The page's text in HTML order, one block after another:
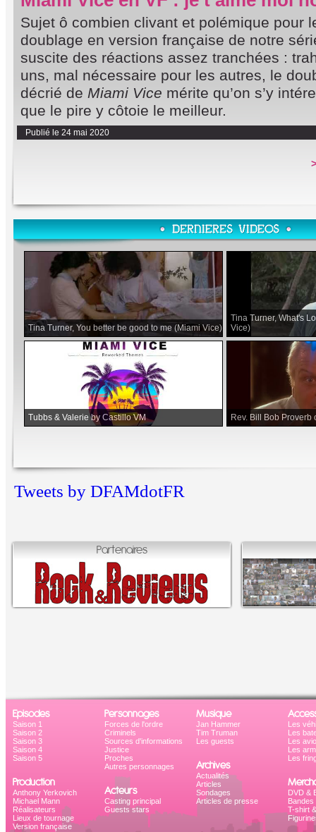
Sujet ô combien clivant et polémique pour
doublage en version française de notre
suscite des réactions assez tranchées :
uns, mal nécessaire pour les autres, le
décrié de Miami Vice mérite qu’on s’y
que le pire y côtoie le meilleur.
Publié le 24 mai 2020
Tina Turner, You better be good to me (Miami Vice)
Tina Turner, What's
Vice)
Tubbs & Valerie by Castillo VM Rev. Bill Bob Proverb
Tweets by DFAMdotFR
Partenaires
Episodes
Saison 1
Saison 2
Saison 3
Saison 4
Saison 5
Production
Anthony Yerkovich
Michael Mann
Réalisateurs
Lieux de tournage
Version française
Personnages
Forces de l'ordre
Criminels
Sources d'informations
Justice
Proches
Autres personnages
Acteurs
Casting principal
Guests stars
Musique
Jan Hammer
Tim Truman
Les guests
Archives
Actualités
Articles
Sondages
Articles de presse
Les
Les
Les
Les
Les
DVD &
Bandes
T-shirt